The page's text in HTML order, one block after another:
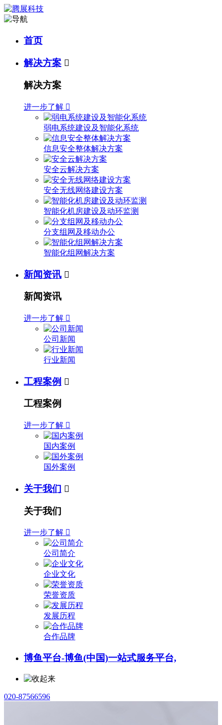
首页
解决方案 
解决方案
进一步了解 
弱电系统建设及智能化系统
信息安全整体解决方案
安全云解决方案
安全无线网络建设方案
智能化机房建设及动环监测
分支组网及移动办公
智能化组网解决方案
新闻资讯 
新闻资讯
进一步了解 
公司新闻
行业新闻
工程案例 
工程案例
进一步了解 
国内案例
国外案例
关于我们 
关于我们
进一步了解 
公司简介
企业文化
荣誉资质
发展历程
合作品牌
博鱼平台-博鱼(中国)一站式服务平台,
020-87566596